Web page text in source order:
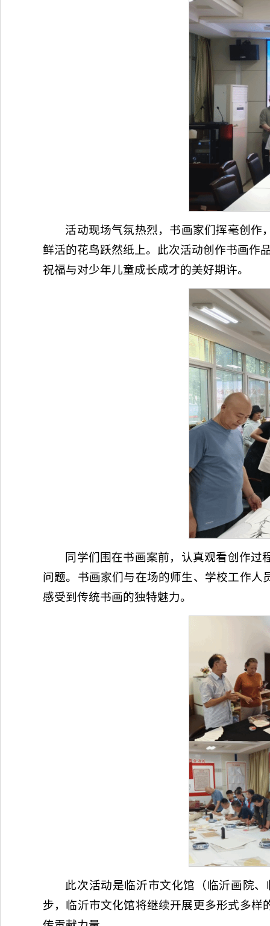
活动现场气氛热烈，书画家们挥毫创作
鲜活的花鸟跃然纸上。此次活动创作书画作
祝福与对少年儿童成长成才的美好期许。
同学们围在书画案前，认真观看创作
问题。书画家们与在场的师生、学校工作
感受到传统书画的独特魅力。
此次活动是临沂市文化馆（临沂画院
步，临沂市文化馆将继续开展更多形式多